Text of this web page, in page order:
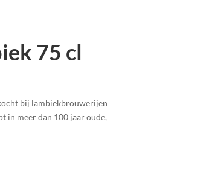
75 cl
bij lambiekbrouwerijen
in meer dan 100 jaar oude,